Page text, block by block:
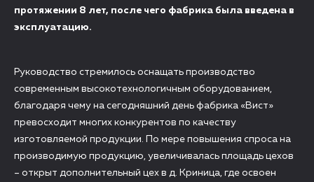
протяжении 8 лет, после чего фабрика была введена в
эксплуатацию.
Руководство стремилось оснащать производство
современным высокотехнологичным оборудованием,
благодаря чему на сегодняшний день фабрика «Вист»
превосходит многих конкурентов по качеству
изготовляемой продукции. По мере повышения спроса на
производимую продукцию, увеличивалась площадь цехов
– открыт дополнительный цех в д. Криница, где освоен